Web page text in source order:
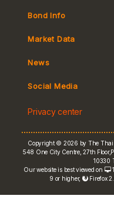
Tax
MeBond
e-bookbuilding
Bond Info
Market Data
Yield Curve
FRN Rate
Bond Price
News
Social Media
Privacy center
Copyright © 2026 by The Thai
548 One City Centre, 27th
10330
Our website is best viewed on
9 or higher,
Firefox